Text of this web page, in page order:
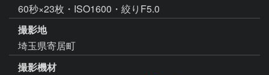
60秒×23枚・ISO1600・絞りF5.0
撮影地
埼玉県寄居町
撮影機材